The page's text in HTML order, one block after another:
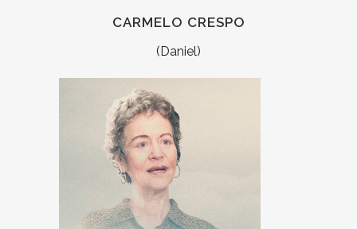
CARMELO CRESPO
(Daniel)